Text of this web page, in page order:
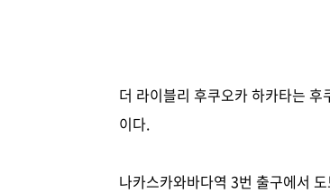
더 라이블리 후쿠오카 하카타는
이다.
나카스카와바다역 3번 출구에서